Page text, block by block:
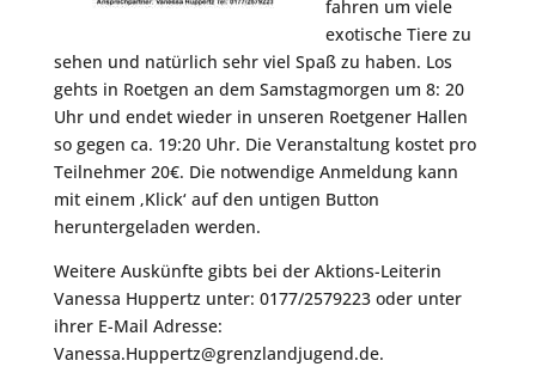
fahren um viele
exotische Tiere zu
sehen und natürlich sehr viel Spaß zu haben. Los
gehts in Roetgen an dem Samstagmorgen um 8: 20
Uhr und endet wieder in unseren Roetgener Hallen
so gegen ca. 19:20 Uhr. Die Veranstaltung kostet pro
Teilnehmer 20€. Die notwendige Anmeldung kann
mit einem ‚Klick‘ auf den untigen Button
heruntergeladen werden.
Weitere Auskünfte gibts bei der Aktions-Leiterin
Vanessa Huppertz unter: 0177/2579223 oder unter
ihrer E-Mail Adresse:
Vanessa.Huppertz@grenzlandjugend.de.